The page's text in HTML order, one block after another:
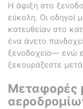
Η άφιξη στο
εύκολη. Οι οδηγοί
κατευθείαν στο
ένα άνετο
ξενοδοχείο— ενώ
ξεκουράζεστε μετά
Μεταφορές